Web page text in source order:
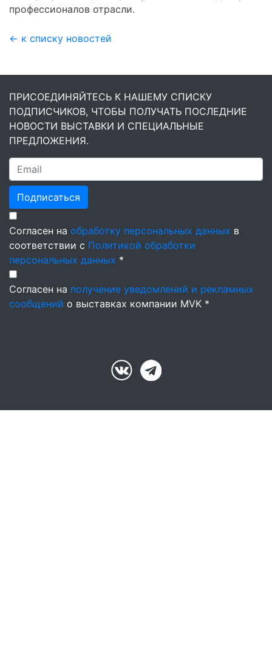
профессионалов отрасли.
← к списку новостей
ПРИСОЕДИНЯЙТЕСЬ К НАШЕМУ СПИСКУ
ПОДПИСЧИКОВ, ЧТОБЫ ПОЛУЧАТЬ ПОСЛЕДНИЕ
НОВОСТИ ВЫСТАВКИ И СПЕЦИАЛЬНЫЕ
ПРЕДЛОЖЕНИЯ.
Подписаться
Согласен на обработку персональных данных в
соответствии с Политикой обработки
персональных данных *
Согласен на получение уведомлений и рекламных
сообщений о выставках компании MVK *